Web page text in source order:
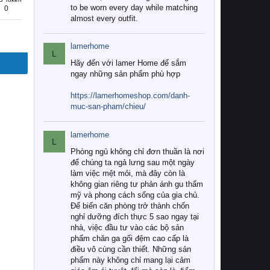
0
to be worn every day while matching
almost every outfit.
L
lamerhome
Hãy đến với lamer Home để sắm
ngay những sản phẩm phù hợp
https://lamerhomeshop.com/danh-
muc-san-pham/chieu/
L
lamerhome
Phòng ngủ không chỉ đơn thuần là nơi
để chúng ta ngả lưng sau một ngày
làm việc mệt mỏi, mà đây còn là
không gian riêng tư phản ánh gu thẩm
mỹ và phong cách sống của gia chủ.
Để biến căn phòng trở thành chốn
nghỉ dưỡng đích thực 5 sao ngay tại
nhà, việc đầu tư vào các bộ sản
phẩm chăn ga gối đệm cao cấp là
điều vô cùng cần thiết. Những sản
phẩm này không chỉ mang lại cảm